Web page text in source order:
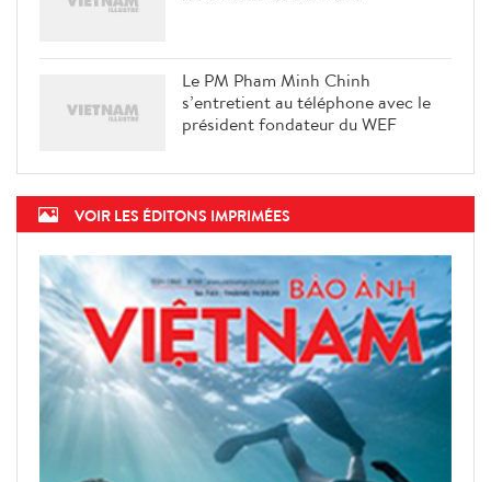
Le PM Pham Minh Chinh
s’entretient au téléphone avec le
VOIR LES ÉDITONS IMPRIMÉES